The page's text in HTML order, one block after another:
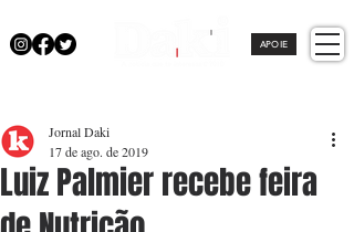
APOIE
Luiz Palmier recebe feira
Jornal Daki
17 de ago. de 2019